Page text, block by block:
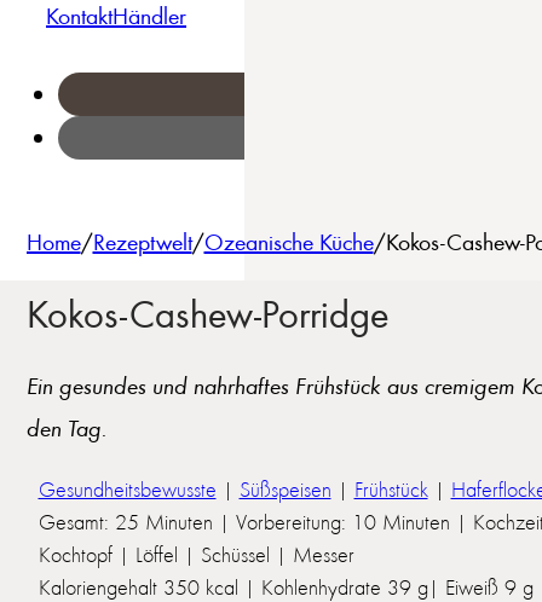
KontaktHändler
Home/Rezeptwelt/Ozeanische Küche/Kokos-Cashew-
Kokos-Cashew-Porridge
Ein gesundes und nahrhaftes Frühstück aus cremigem
den Tag.
Gesundheitsbewusste | Süßspeisen | Frühstück|
Gesamt: 25 Minuten | Vorbereitung: 10 Minuten |
Kochtopf | Löffel | Schüssel | Messer
Kaloriengehalt 350 kcal | Kohlenhydrate 39 g| Eiweiß 9